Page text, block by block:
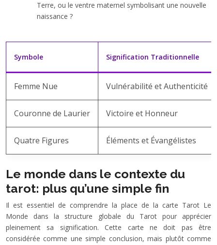
Terre, ou le ventre maternel symbolisant une nouvelle
naissance ?
Symbole Signification Traditionnelle
Femme Nue Vulnérabilité et Authenticité
Couronne de Laurier Victoire et Honneur
Quatre Figures Éléments et Évangélistes
Le monde dans le contexte du
tarot: plus qu’une simple fin
Il est essentiel de comprendre la place de la carte Tarot Le
Monde dans la structure globale du Tarot pour apprécier
pleinement sa signification. Cette carte ne doit pas être
considérée comme une simple conclusion, mais plutôt comme